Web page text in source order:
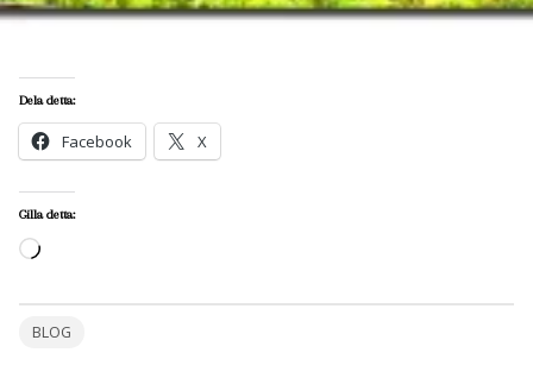
Dela detta:
Facebook X
Gilla detta:
Laddar
BLOG